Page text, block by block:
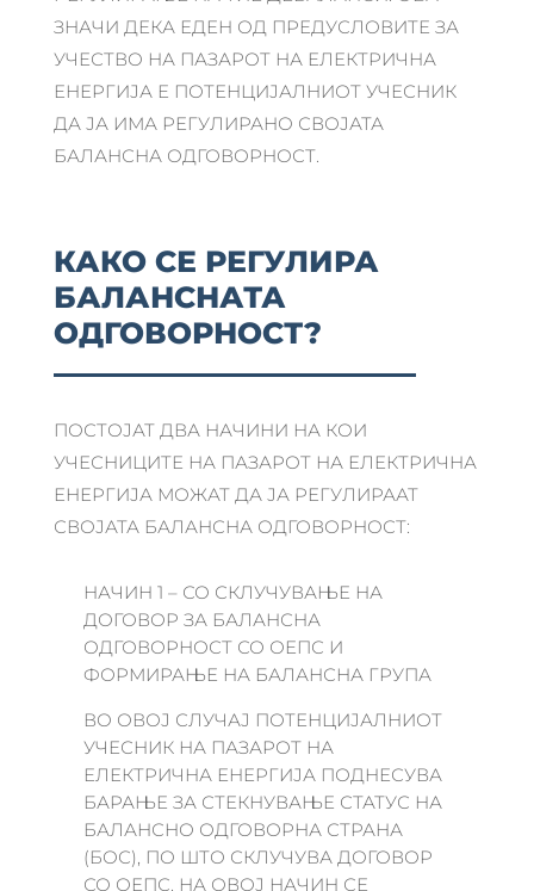
ЗНАЧИ ДЕКА ЕДЕН ОД ПРЕДУСЛОВИТЕ ЗА
УЧЕСТВО НА ПАЗАРОТ НА ЕЛЕКТРИЧНА
ЕНЕРГИЈА Е ПОТЕНЦИЈАЛНИОТ УЧЕСНИК
ДА ЈА ИМА РЕГУЛИРАНО СВОЈАТА
БАЛАНСНА ОДГОВОРНОСТ.
КАКО СЕ РЕГУЛИРА
БАЛАНСНАТА
ОДГОВОРНОСТ?
ПОСТОЈАТ ДВА НАЧИНИ НА КОИ
УЧЕСНИЦИТЕ НА ПАЗАРОТ НА ЕЛЕКТРИЧНА
ЕНЕРГИЈА МОЖАТ ДА ЈА РЕГУЛИРААТ
СВОЈАТА БАЛАНСНА ОДГОВОРНОСТ:
НАЧИН 1 – СО СКЛУЧУВАЊЕ НА
ДОГОВОР ЗА БАЛАНСНА
ОДГОВОРНОСТ СО ОЕПС И
ФОРМИРАЊЕ НА БАЛАНСНА ГРУПА
ВО ОВОЈ СЛУЧАЈ ПОТЕНЦИЈАЛНИОТ
УЧЕСНИК НА ПАЗАРОТ НА
ЕЛЕКТРИЧНА ЕНЕРГИЈА ПОДНЕСУВА
БАРАЊЕ ЗА СТЕКНУВАЊЕ СТАТУС НА
БАЛАНСНО ОДГОВОРНА СТРАНА
(БОС), ПО ШТО СКЛУЧУВА ДОГОВОР
СО ОЕПС. НА ОВОЈ НАЧИН СЕ